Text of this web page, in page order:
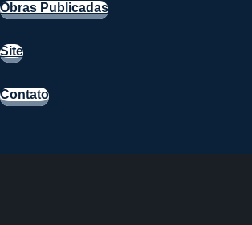
Obras Publicadas
Site
Contato